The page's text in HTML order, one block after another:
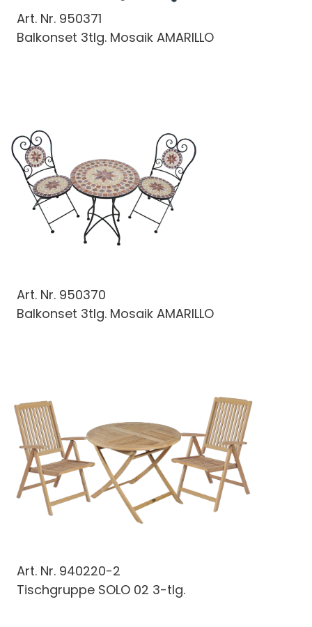
Art. Nr. 950371
Balkonset 3tlg. Mosaik AMARILLO
Art. Nr. 950370
Balkonset 3tlg. Mosaik AMARILLO
Art. Nr. 940220-2
Tischgruppe SOLO 02 3-tlg.